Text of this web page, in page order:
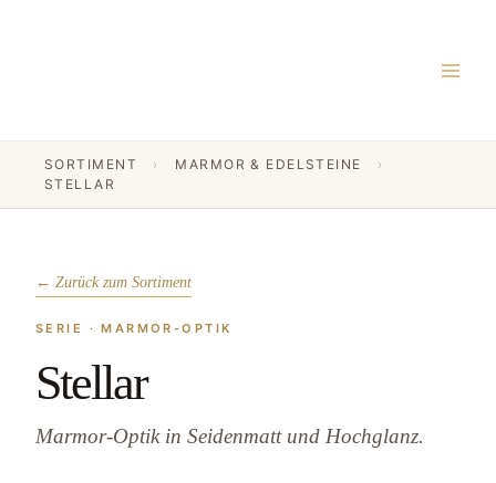
SORTIMENT › MARMOR & EDELSTEINE
›
STELLAR
← Zurück zum Sortiment
SERIE · MARMOR-OPTIK
Stellar
Marmor-Optik in Seidenmatt und Hochglanz.